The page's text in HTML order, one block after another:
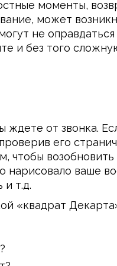
моменты,
может
не
и без того
ждете от звонка.
его
чтобы
нарисовало ваше
и т.д.
«квадрат